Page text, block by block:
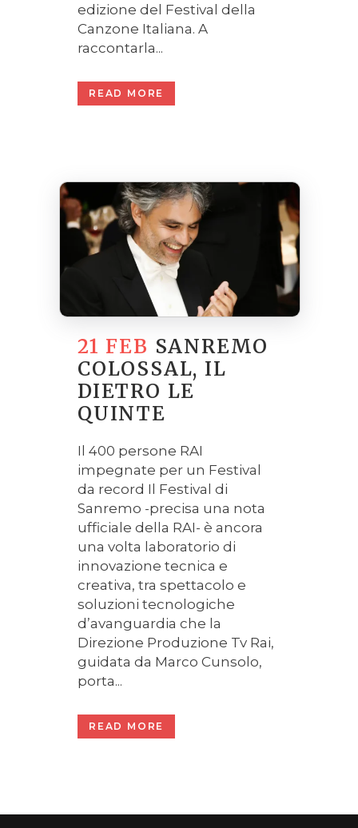
edizione del Festival della
Canzone Italiana. A
raccontarla...
READ MORE
21 FEB SANREMO
COLOSSAL, IL
DIETRO LE
QUINTE
Il 400 persone RAI
impegnate per un Festival
da record Il Festival di
Sanremo -precisa una nota
ufficiale della RAI- è ancora
una volta laboratorio di
innovazione tecnica e
creativa, tra spettacolo e
soluzioni tecnologiche
d’avanguardia che la
Direzione Produzione Tv Rai,
guidata da Marco Cunsolo,
porta...
READ MORE